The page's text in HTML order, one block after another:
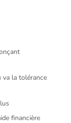
va la tolérance
financière